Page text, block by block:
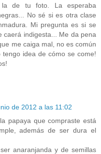
de tu foto. La esperaba
No sé si es otra clase
Mi pregunta es si se
caerá indigesta... Me da pena
me caiga mal, no es común
idea de cómo se come!
de 2012 a las 11:02
papaya que compraste está
además de ser dura el
anaranjanda y de semillas